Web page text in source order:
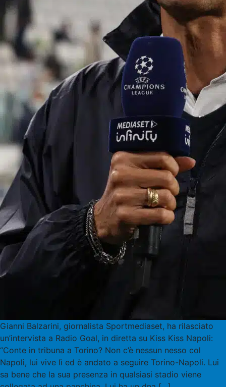
Gianni Balzarini, giornalista Sportmediaset, ha rilasciato
un’intervista a Radio Goal, in diretta su Kiss Kiss Napoli:
“Conte in tribuna a Torino? Non c’è nessun nesso col
Napoli, lui vive lì ed è andato a seguire Torino-Napoli. Lui
sa bene che la sua presenza in qualsiasi stadio viene